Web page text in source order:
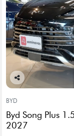
Co
arti
lhe
BYD
Byd Song Plus
2027